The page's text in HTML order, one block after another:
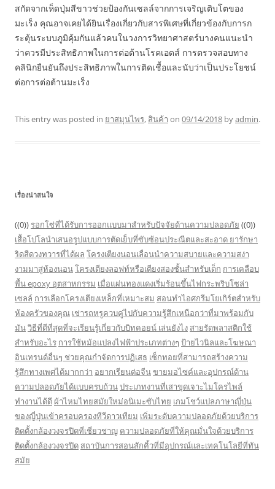
สกัดจากเห็ดปุ่มสีขาวช่วยป้องกันเซลล์จากการเจริญเติบโตของ
มะเร็ง คุณอาจเคยได้ยินเรื่องเกี่ยวกับสารพิเศษที่เกี่ยวข้องกับการก
ระตุ้นระบบภูมิคุ้มกันแล้วคนในวงการวิทยาศาสตร์บางคนแนะนำ
ว่าควรมีประสิทธิภาพในการต่อต้านโรคเอดส์ การตรวจสอบทาง
คลินิกยืนยันถึงประสิทธิภาพในการติดเชื้อและนับว่าเป็นประโยชน์
ต่อการต่อต้านมะเร็ง
This entry was posted in ยาสมุนไพร, สินค้า on 09/14/2018 byadmin.
เรื่องน่าสนใจ
((0)) รอกโซ่ที่ได้รับการออกแบบมาสำหรับปัจจัยด้านความปลอดภัย ((0))
เสื้อโปโลนำเสนอรูปแบบการตัดเย็บที่ซับซ้อนประณีตและสะอาด ยารักษา
ริดสีดวงทวารที่ได้ผล โครงเตียงนอนเลื่อนนำความสบายและความสง่า
งามมาสู่ห้องนอนโครงเตียงลอฟท์หรือเตียงสองชั้นสำหรับเด็ก การเคลือบ
พื้น epoxy อุตสาหกรรม เมื่อแผ่นทองแดงเริ่มร้อนขึ้นไฟกระพริบโซล่า
เซลล์ การเลือกโครงเตียงเหล็กที่เหมาะสม สอนทำไอศกรีมโยเกิร์ตสำหรับ
ห้องครัวของคุณ เช่ารถหรูควบคู่ไปกับความรู้สึกเหนือกว่าที่มาพร้อมกับ
มันวิธีที่ดีที่สุดที่จะเรียนรู้เกี่ยวกับบิทคอยน์ เล่นยังไง สายรัดพลาสติกใช้
สำหรับอะไร การใช้หม้อแปลงไฟฟ้าประเภทต่างๆ ป้ายไวนิลและโฆษณา
อินเทรนด์อื่นๆ ช่วยคุณกำจัดการปฏิเสธ เซ็กทอยที่สามารถสร้างความ
รู้สึกทางเพศได้มากกว่า อยากเรียนต่อจีนขายมอไซค์และอุปกรณ์ด้าน
ความปลอดภัยได้แบบครบถ้วนประเภทงานที่เสาขุดเจาะไมโครไพล์
ทำงานได้ดี ผ้าไหมไทยสมัยใหม่อนิเมะซับไทย เกมโชว์แปลภาษาญี่ปุ่น
ของญี่ปุ่นเข้าครอบครองทีวีดาวเทียม เพิ่มระดับความปลอดภัยด้วยบริการ
ติดตั้งกล้องวงจรปิดที่เชี่ยวชาญ ความปลอดภัยที่ให้คุณมั่นใจด้วยบริการ
ติดตั้งกล้องวงจรปิด สถาบันการสอนสักคิ้วที่มีอุปกรณ์และเทคโนโลยีที่ทัน
สมัย